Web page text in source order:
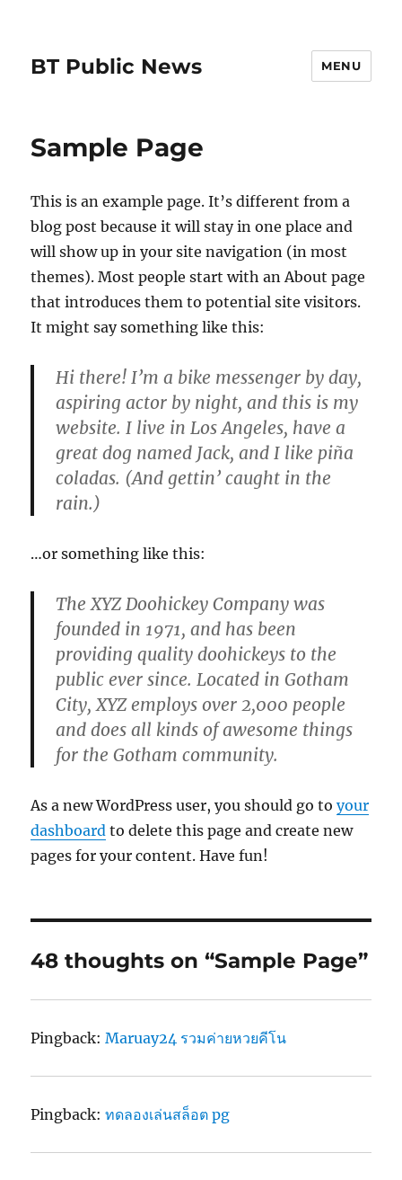
BT Public News MENU
Sample Page
This is an example page. It’s different from a
blog post because it will stay in one place and
will show up in your site navigation (in most
themes). Most people start with an About page
that introduces them to potential site visitors.
It might say something like this:
Hi there! I’m a bike messenger by day,
aspiring actor by night, and this is my
website. I live in Los Angeles, have a
great dog named Jack, and I like piña
coladas. (And gettin’ caught in the
rain.)
…or something like this:
The XYZ Doohickey Company was
founded in 1971, and has been
providing quality doohickeys to the
public ever since. Located in Gotham
City, XYZ employs over 2,000 people
and does all kinds of awesome things
for the Gotham community.
As a new WordPress user, you should go toyour
dashboard to delete this page and create new
pages for your content. Have fun!
48 thoughts on “Sample Page”
Pingback:Maruay24 รวมค่ายหวยคีโน
Pingback:ทดลองเล่นสล็อต pg